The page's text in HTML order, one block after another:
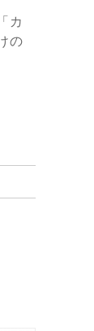
カ
の